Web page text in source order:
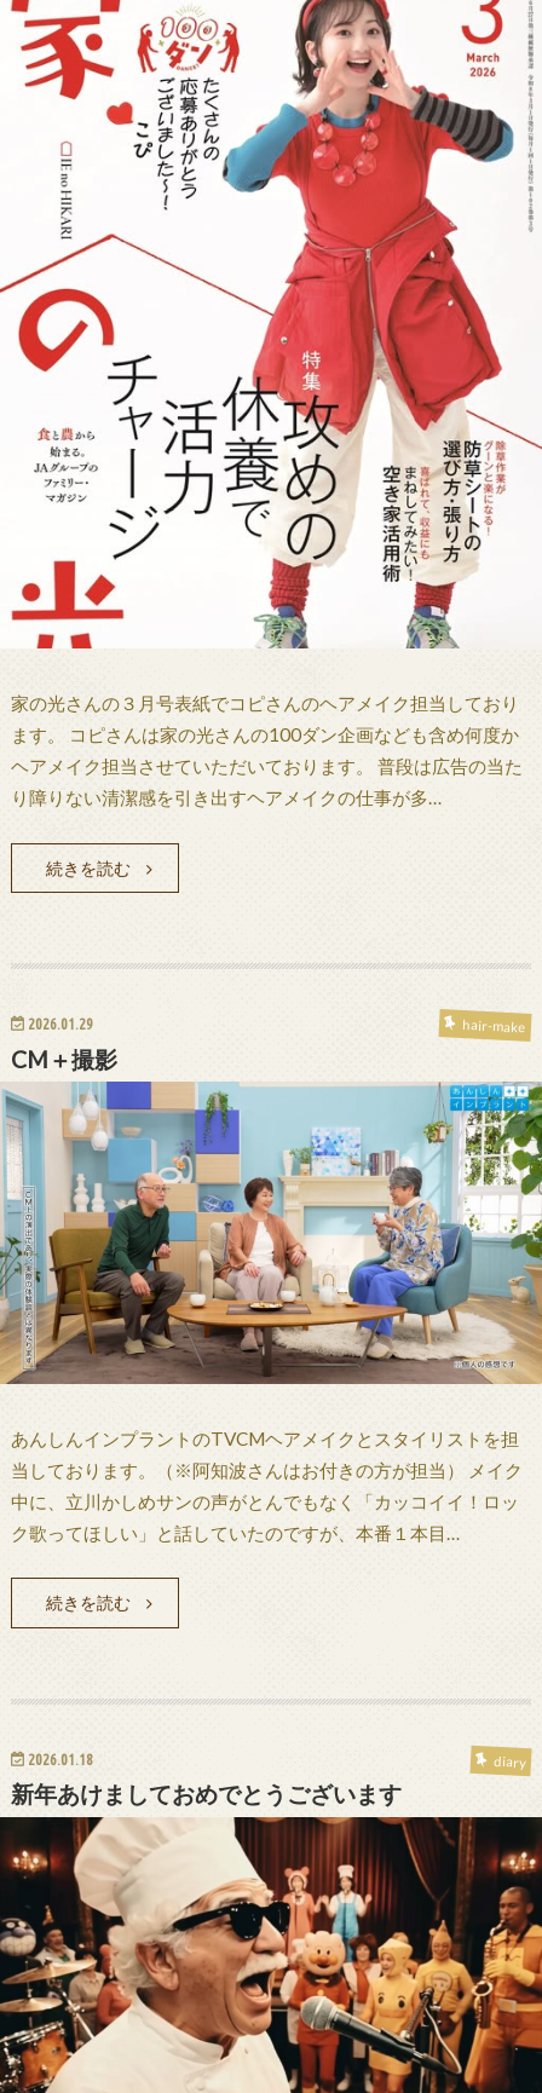
家の光さんの３月号表紙でコピさんのヘアメイク担当しており
ます。 コピさんは家の光さんの100ダン企画なども含め何度か
ヘアメイク担当させていただいております。 普段は広告の当た
り障りない清潔感を引き出すヘアメイクの仕事が多…
続きを読む
2026.01.29 hair-make
CM＋撮影
あんしんインプラントのTVCMヘアメイクとスタイリストを担
当しております。（※阿知波さんはお付きの方が担当） メイク
中に、立川かしめサンの声がとんでもなく「カッコイイ！ロッ
ク歌ってほしい」と話していたのですが、本番１本目…
続きを読む
2026.01.18 diary
新年あけましておめでとうございます